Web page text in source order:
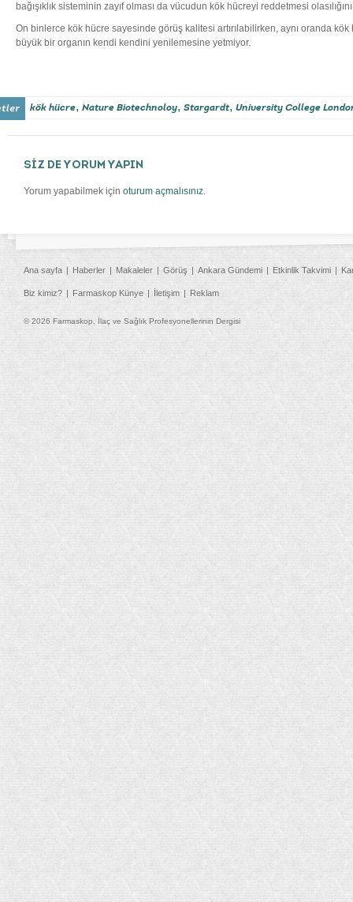
bağışıklık sisteminin zayıf olması da vücudun kök hücreyi reddetmesi
On binlerce kök hücre sayesinde görüş kalitesi artırılabilirken, aynı oranda
büyük bir organın kendi kendini yenilemesine yetmiyor.
kök hücre, Nature Biotechnoloy, Stargardt, University College
SİZ DE YORUM YAPIN
Yorum yapabilmek için oturum açmalısınız.
Ana sayfa Haberler Makaleler Görüş Ankara Gündemi Etkinlik Takvimi
Biz kimiz? Farmaskop Künye İletişim Reklam
© 2026 Farmaskop, İlaç ve Sağlık Profesyonellerinin Dergisi